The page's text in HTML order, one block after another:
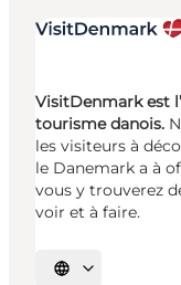
VisitDenmark est
tourisme danois.
les visiteurs à
le Danemark a à
vous y trouverez
voir et à faire.
Choisissez la langue